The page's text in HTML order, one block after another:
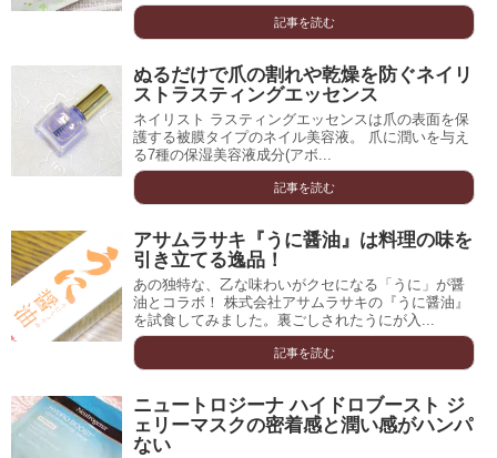
記事を読む
ぬるだけで爪の割れや乾燥を防ぐネイリ
ストラスティングエッセンス
ネイリスト ラスティングエッセンスは爪の表面を保
護する被膜タイプのネイル美容液。 爪に潤いを与え
る7種の保湿美容液成分(アボ...
記事を読む
アサムラサキ『うに醤油』は料理の味を
引き立てる逸品！
あの独特な、乙な味わいがクセになる「うに」が醤
油とコラボ！ 株式会社アサムラサキの『うに醤油』
を試食してみました。裏ごしされたうにが入...
記事を読む
ニュートロジーナ ハイドロブースト ジ
ェリーマスクの密着感と潤い感がハンパ
ない